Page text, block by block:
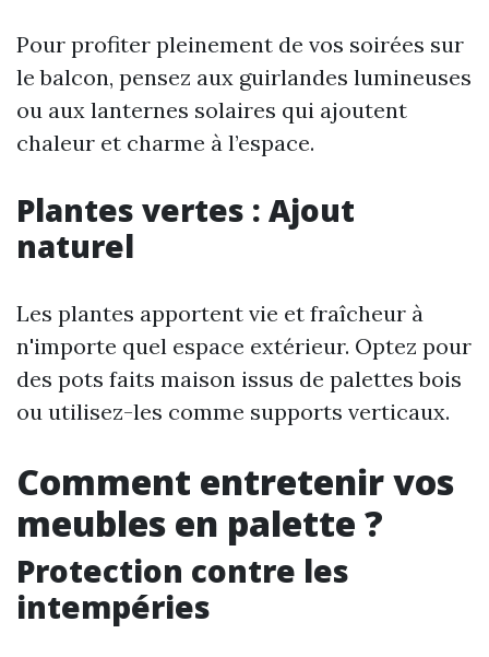
Pour profiter pleinement de vos soirées sur
le balcon, pensez aux guirlandes lumineuses
ou aux lanternes solaires qui ajoutent
chaleur et charme à l’espace.
Plantes vertes : Ajout
naturel
Les plantes apportent vie et fraîcheur à
n'importe quel espace extérieur. Optez pour
des pots faits maison issus de palettes bois
ou utilisez-les comme supports verticaux.
Comment entretenir vos
meubles en palette ?
Protection contre les
intempéries